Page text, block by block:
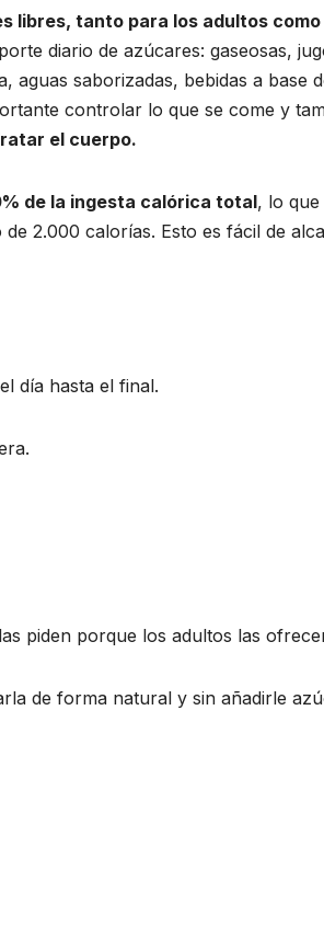
libres, tanto para los adultos
diario de azúcares: gaseosas,
aguas saborizadas, bebidas a base
controlar lo que se come y
el cuerpo.
de la ingesta calórica total, lo que
2.000 calorías. Esto es fácil de
día hasta el final.
piden porque los adultos las
de forma natural y sin añadirle